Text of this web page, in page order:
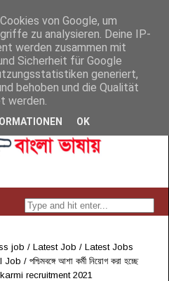
job / Latest Job / Latest Jobs
Job / পশ্চিমবঙ্গে আশা কর্মী নিয়োগ করা হচ্ছে
recruitment 2021
von Google, um
zu analysieren. Deine IP-
werden zusammen mit
Sicherheit für Google
generiert,
behoben und die Qualität
werden.
OK